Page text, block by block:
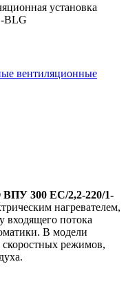
установка
BLG
вентиляционные
300 ЕС/2,2-220/1-
нагревателем,
входящего потока
В модели
режимов,